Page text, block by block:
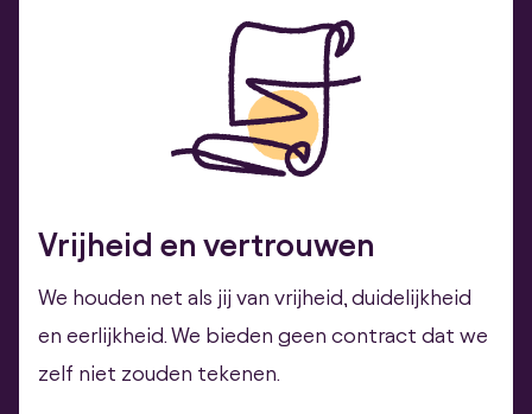
Vrijheid en vertrouwen
We houden net als jij van vrijheid, duidelijkheid
en eerlijkheid. We bieden geen contract dat we
zelf niet zouden tekenen.